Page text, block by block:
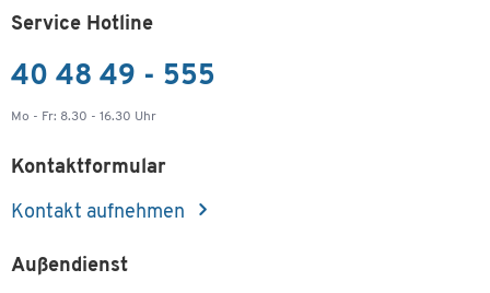
Service Hotline
40 48 49 - 555
Mo - Fr: 8.30 - 16.30 Uhr
Kontaktformular
Kontakt aufnehmen
Außendienst